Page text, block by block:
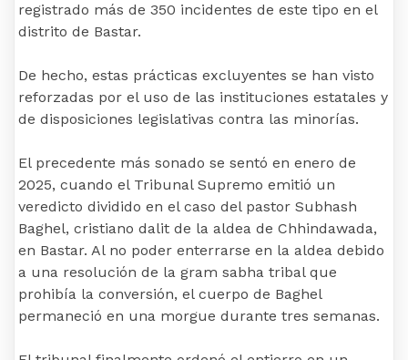
registrado más de 350 incidentes de este tipo en el
distrito de Bastar.
De hecho, estas prácticas excluyentes se han visto
reforzadas por el uso de las instituciones estatales y
de disposiciones legislativas contra las minorías.
El precedente más sonado se sentó en enero de
2025, cuando el Tribunal Supremo emitió un
veredicto dividido en el caso del pastor Subhash
Baghel, cristiano dalit de la aldea de Chhindawada,
en Bastar. Al no poder enterrarse en la aldea debido
a una resolución de la gram sabha tribal que
prohibía la conversión, el cuerpo de Baghel
permaneció en una morgue durante tres semanas.